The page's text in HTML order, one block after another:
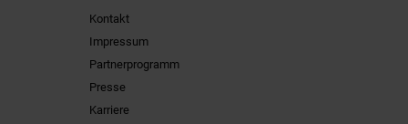
Kontakt
Impressum
Partnerprogramm
Presse
Karriere